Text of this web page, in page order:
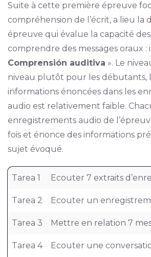
Suite à cette première épreuve
compréhension de l’écrit, a lieu la
épreuve qui évalue la capacité
comprendre des messages oraux :
Comprensión auditiva ». Le
niveau plutôt pour les débutants,
informations énoncées dans les
audio est relativement faible.
enregistrements audio de
fois et énonce des informations
sujet évoqué.
Tarea 1 Ecouter 7 extraits
Tarea 2 Ecouter un
Tarea 3 Mettre en relation 7
Tarea 4 Ecouter une